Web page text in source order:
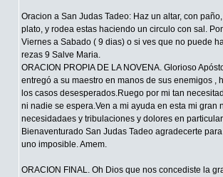
Oracion a San Judas Tadeo: Haz un altar, con
plato, y rodea estas haciendo un circulo con sal.
Viernes a Sabado ( 9 dias) o si ves que no puede
rezas 9 Salve Maria.
ORACION PROPIA DE LA NOVENA. Glorioso
entregó a su maestro en manos de sus enemigos
los casos desesperados.Ruego por mi tan
ni nadie se espera.Ven a mi ayuda en esta mi
necesidadaes y tribulaciones y dolores en
Bienaventurado San Judas Tadeo agradecerte
uno imposible. Amem.
ORACION FINAL. Oh Dios que nos concediste la